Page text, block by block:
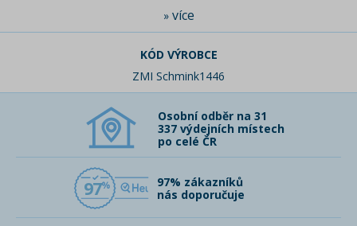
» více
KÓD VÝROBCE
ZMI Schmink1446
Osobní odběr na 31
337 výdejních místech
po celé ČR
97
97% zákazníků
nás doporučuje